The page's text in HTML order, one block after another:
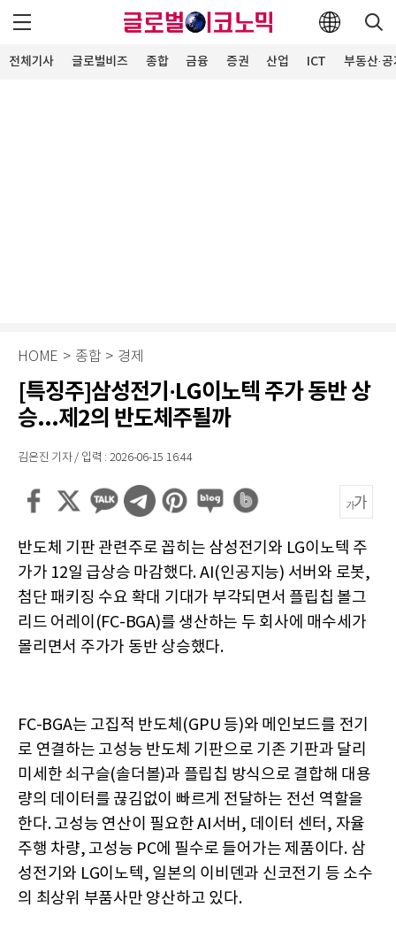
전체기사 글로벌비즈 종합 금융 증권 산업 ICT 부동산·
HOME > 종합 > 경제
[특징주]삼성전기·LG이노텍 주가 동반 상
승...제2의 반도체주될까
김은진 기자 / 입력 : 2026-06-15 16:44
반도체 기판 관련주로 꼽히는 삼성전기와 LG이노텍 주
가가 12일 급상승 마감했다. AI(인공지능) 서버와 로봇,
첨단 패키징 수요 확대 기대가 부각되면서 플립칩 볼그
리드 어레이(FC-BGA)를 생산하는 두 회사에 매수세가
몰리면서 주가가 동반 상승했다.
FC-BGA는 고집적 반도체(GPU 등)와 메인보드를 전기
로 연결하는 고성능 반도체 기판으로 기존 기판과 달리
미세한 쇠구슬(솔더볼)과 플립칩 방식으로 결합해 대용
량의 데이터를 끊김없이 빠르게 전달하는 전선 역할을
한다. 고성능 연산이 필요한 AI서버, 데이터 센터, 자율
주행 차량, 고성능 PC에 필수로 들어가는 제품이다. 삼
성전기와 LG이노텍, 일본의 이비덴과 신코전기 등 소수
의 최상위 부품사만 양산하고 있다.